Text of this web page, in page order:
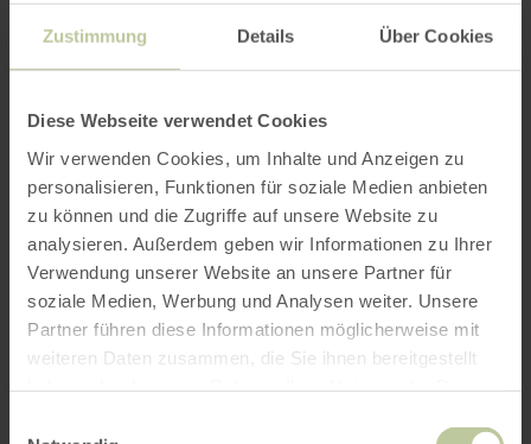
Zustimmung Details Über Cookies
Diese Webseite verwendet Cookies
Wir verwenden Cookies, um Inhalte und Anzeigen zu
personalisieren, Funktionen für soziale Medien anbieten
zu können und die Zugriffe auf unsere Website zu
analysieren. Außerdem geben wir Informationen zu Ihrer
Verwendung unserer Website an unsere Partner für
soziale Medien, Werbung und Analysen weiter. Unsere
Partner führen diese Informationen möglicherweise mit
weiteren Daten zusammen, die Sie ihnen bereitgestellt